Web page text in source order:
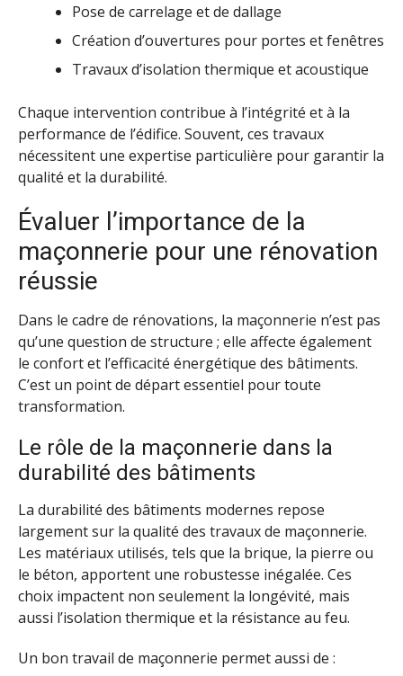
Pose de carrelage et de dallage
Création d’ouvertures pour portes et fenêtres
Travaux d’isolation thermique et acoustique
Chaque intervention contribue à l’intégrité et à la
performance de l’édifice. Souvent, ces travaux
nécessitent une expertise particulière pour garantir la
qualité et la durabilité.
Évaluer l’importance de la
maçonnerie pour une rénovation
réussie
Dans le cadre de rénovations, la maçonnerie n’est pas
qu’une question de structure ; elle affecte également
le confort et l’efficacité énergétique des bâtiments.
C’est un point de départ essentiel pour toute
transformation.
Le rôle de la maçonnerie dans la
durabilité des bâtiments
La durabilité des bâtiments modernes repose
largement sur la qualité des travaux de maçonnerie.
Les matériaux utilisés, tels que la brique, la pierre ou
le béton, apportent une robustesse inégalée. Ces
choix impactent non seulement la longévité, mais
aussi l’isolation thermique et la résistance au feu.
Un bon travail de maçonnerie permet aussi de :